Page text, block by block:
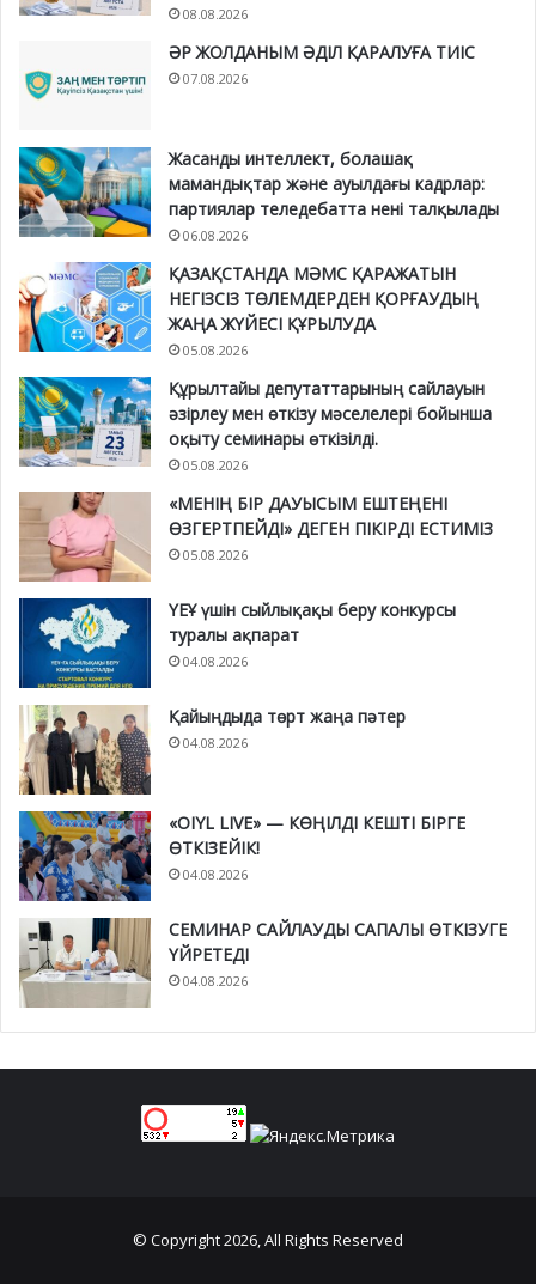
08.08.2026
ӘР ЖОЛДАНЫМ ӘДІЛ ҚАРАЛУҒА ТИІС
07.08.2026
Жасанды интеллект, болашақ
мамандықтар және ауылдағы кадрлар:
партиялар теледебатта нені талқылады
06.08.2026
ҚАЗАҚСТАНДА МӘМС ҚАРАЖАТЫН
НЕГІЗСІЗ ТӨЛЕМДЕРДЕН ҚОРҒАУДЫҢ
ЖАҢА ЖҮЙЕСІ ҚҰРЫЛУДА
05.08.2026
Құрылтайы депутаттарының сайлауын
әзірлеу мен өткізу мәселелері бойынша
оқыту семинары өткізілді.
05.08.2026
«МЕНІҢ БІР ДАУЫСЫМ ЕШТЕҢЕНІ
ӨЗГЕРТПЕЙДІ» ДЕГЕН ПІКІРДІ ЕСТИМІЗ
05.08.2026
ҮЕҰ үшін сыйлықақы беру конкурсы
туралы ақпарат
04.08.2026
Қайыңдыда төрт жаңа пәтер
04.08.2026
«OIYL LIVE» — КӨҢІЛДІ КЕШТІ БІРГЕ
ӨТКІЗЕЙІК!
04.08.2026
СЕМИНАР САЙЛАУДЫ САПАЛЫ ӨТКІЗУГЕ
ҮЙРЕТЕДІ
04.08.2026
© Copyright 2026, All Rights Reserved